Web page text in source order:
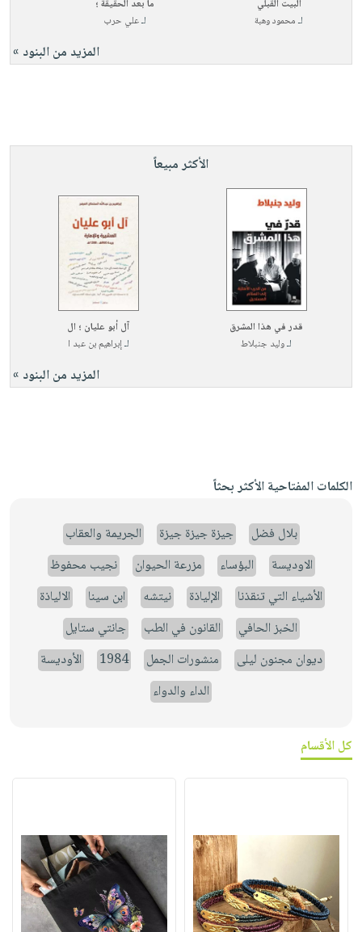
البيت القبلي
لـمحمود وهبة
ما بعد الحقيقة ؛
لـعلي حرب
المزيد من البنود »
الأكثر مبيعاً
قدر في هذا المشرق
لـوليد جنبلاط
آل أبو عليان ؛ ال
لـإبراهيم بن عبد ا
المزيد من البنود »
الكلمات المفتاحية الأكثر بحثاً
بلال فضل جيزة جيزة جيزة
الجريمة والعقاب
الاوديسة
البؤساء مزرعة الحيوان
نجيب محفوظ
الأشياء التي تنقذنا
الإلياذة نيتشه ابن سينا
الالياذة
الخبز الحافي
القانون في الطب
جانتي ستايل
ديوان مجنون ليلى
منشورات الجمل 1984
الأوديسة
الداء والدواء
كل الأقسام